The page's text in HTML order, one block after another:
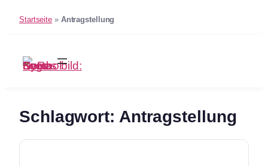
Startseite » Antragstellung
Inhalt
springen
Schlagwort: Antragstellung